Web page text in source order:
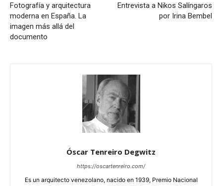
Fotografía y arquitectura
moderna en España. La
imagen más allá del
documento
Entrevista a Nikos Salíngaros
por Irina Bembel
Óscar Tenreiro Degwitz
https://oscartenreiro.com/
Es un arquitecto venezolano, nacido en 1939, Premio Nacional